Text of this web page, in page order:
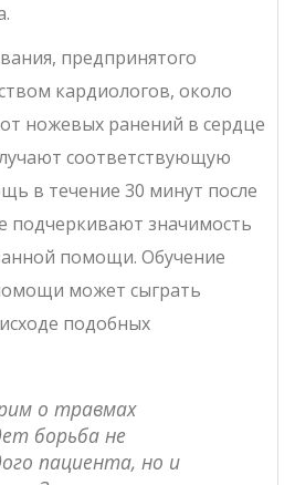
предпринятого
кардиологов, около
ножевых ранений в сердце
соответствующую
в течение 30 минут после
подчеркивают значимость
помощи. Обучение
может сыграть
подобных
о травмах
борьба не
пациента, но и